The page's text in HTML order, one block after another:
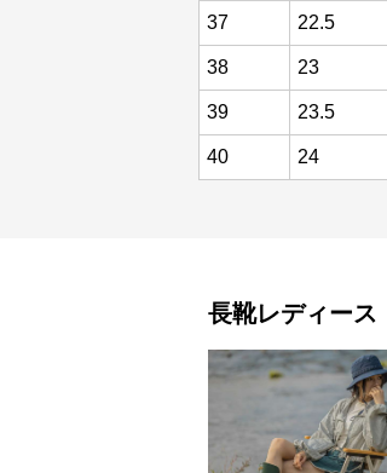
37 22.5
38 23
39 23.5
40 24
長靴レディース